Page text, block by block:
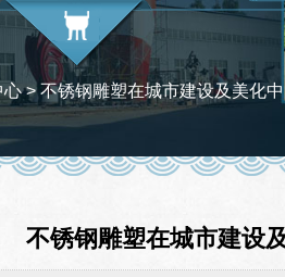
心> 不锈钢雕塑在城市建设及美化
不锈钢雕塑在城市建设